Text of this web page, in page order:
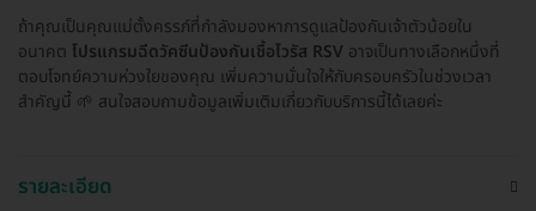
ถ้าคุณเป็นคุณแม่ตั้งครรภ์ที่กำลังมองหาการดูแลป้องกันเจ้าตัวน้อยใน
อนาคต โปรแกรมฉีดวัคซีนป้องกันเชื้อไวรัส RSV อาจเป็นทางเลือกหนึ่งที่
ตอบโจทย์ความห่วงใยของคุณ เพิ่มความมั่นใจให้กับครอบครัวในช่วงเวลา
สำคัญนี้ 🌱 สนใจสอบถามข้อมูลเพิ่มเติมเกี่ยวกับบริการนี้ได้เลยค่ะ
รายละเอียด